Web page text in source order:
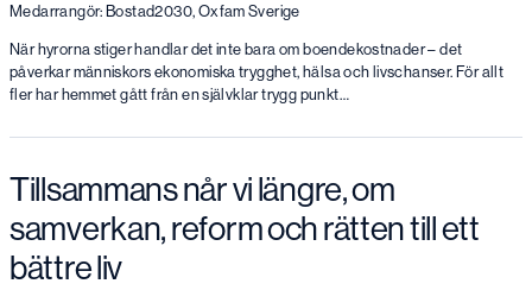
Medarrangör: Bostad2030, Oxfam Sverige
När hyrorna stiger handlar det inte bara om boendekostnader – det
påverkar människors ekonomiska trygghet, hälsa och livschanser. För allt
fler har hemmet gått från en självklar trygg punkt…
Tillsammans når vi längre, om
samverkan, reform och rätten till ett
bättre liv